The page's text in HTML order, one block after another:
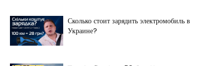
Сколько стоит зарядить электромобиль в
Украине?